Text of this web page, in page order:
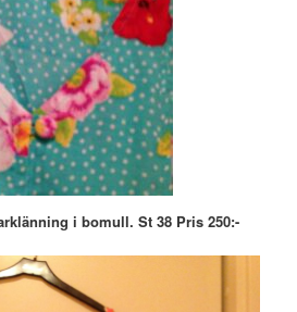
ibomull. St 38 Pris 250:-